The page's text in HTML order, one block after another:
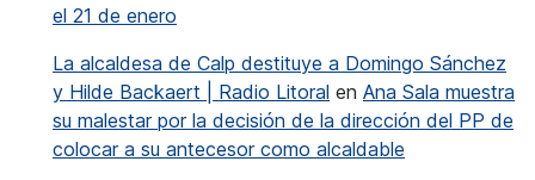
el 21 de enero
La alcaldesa de Calp destituye a Domingo Sánchez
y Hilde Backaert | Radio Litoral en Ana Sala muestra
su malestar por la decisión de la dirección del PP de
colocar a su antecesor como alcaldable